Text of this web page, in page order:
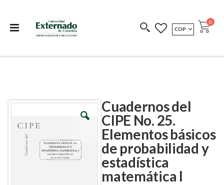
COEDICIONES REDIMIR CÓDIGO
MONEDA
COP Cart
0
Cuadernos del
CIPE No. 25.
Elementos básicos
de probabilidad y
estadística
matemática I
Skip
end
images
Skip
beginning
images